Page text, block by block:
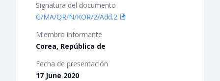
Signatura del documento
G/MA/QR/N/KOR/2/Add.2
Miembro informante
Corea, República de
Fecha de presentación
17 June 2020